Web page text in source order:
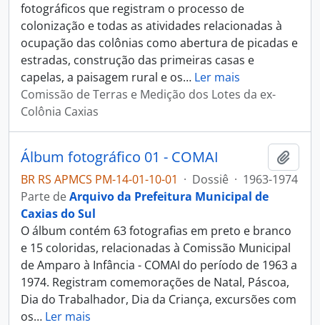
fotográficos que registram o processo de
colonização e todas as atividades relacionadas à
ocupação das colônias como abertura de picadas e
estradas, construção das primeiras casas e
capelas, a paisagem rural e os… Ler mais
Comissão de Terras e Medição dos Lotes da ex-
Colônia Caxias
Álbum fotográfico 01 - COMAI
BR RS APMCS PM-14-01-10-01 · Dossiê · 1963-1974
Parte deArquivo da Prefeitura Municipal de
Caxias do Sul
O álbum contém 63 fotografias em preto e branco
e 15 coloridas, relacionadas à Comissão Municipal
de Amparo à Infância - COMAI do período de 1963 a
1974. Registram comemorações de Natal, Páscoa,
Dia do Trabalhador, Dia da Criança, excursões com
os… Ler mais